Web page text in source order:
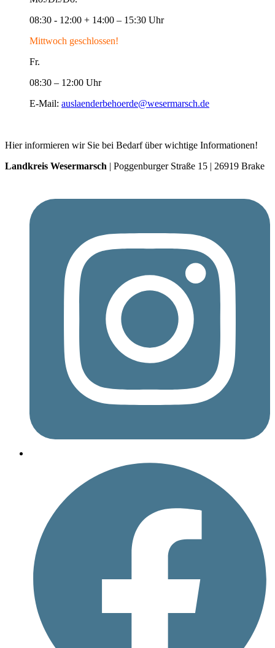
08:30 - 12:00 + 14:00 – 15:30 Uhr
Mittwoch geschlossen!
Fr.
08:30 – 12:00 Uhr
E-Mail: auslaenderbehoerde@wesermarsch.de
Hier informieren wir Sie bei Bedarf über wichtige Informationen!
Landkreis Wesermarsch | Poggenburger Straße 15 | 26919 Brake